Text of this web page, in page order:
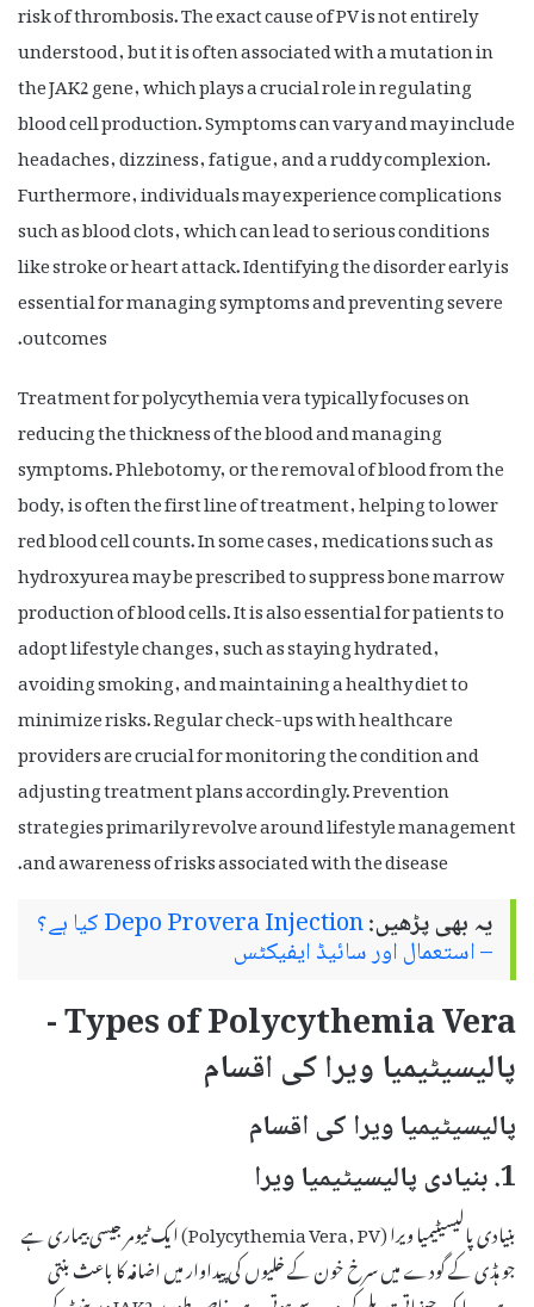
risk of thrombosis. The exact cause of PV is not entirely
understood, but it is often associated with a mutation in
the JAK2 gene, which plays a crucial role in regulating
blood cell production. Symptoms can vary and may include
headaches, dizziness, fatigue, and a ruddy complexion.
Furthermore, individuals may experience complications
such as blood clots, which can lead to serious conditions
like stroke or heart attack. Identifying the disorder early is
essential for managing symptoms and preventing severe
outcomes.
Treatment for polycythemia vera typically focuses on
reducing the thickness of the blood and managing
symptoms. Phlebotomy, or the removal of blood from the
body, is often the first line of treatment, helping to lower
red blood cell counts. In some cases, medications such as
hydroxyurea may be prescribed to suppress bone marrow
production of blood cells. It is also essential for patients to
adopt lifestyle changes, such as staying hydrated,
avoiding smoking, and maintaining a healthy diet to
minimize risks. Regular check-ups with healthcare
providers are crucial for monitoring the condition and
adjusting treatment plans accordingly. Prevention
strategies primarily revolve around lifestyle management
and awareness of risks associated with the disease.
یہ بھی پڑھیں: Depo Provera Injection کیا ہے؟
– استعمال اور سائیڈ ایفیکٹس
Types of Polycythemia Vera -
پالیسیٹیمیا ویرا کی اقسام
پالیسیٹیمیا ویرا کی اقسام
1. بنیادی پالیسیٹیمیا ویرا
بنیادی پالیسیٹیمیا ویرا (Polycythemia Vera, PV) ایک ٹیومر جیسی بیماری ہے
جو ہڈی کے گودے میں سرخ خون کے خلیوں کی پیداوار میں اضافہ کا باعث بنتی